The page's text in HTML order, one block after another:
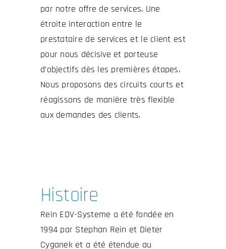
par notre offre de services. Une
étroite interaction entre le
prestataire de services et le client est
pour nous décisive et porteuse
d’objectifs dès les premières étapes.
Nous proposons des circuits courts et
réagissons de manière très flexible
aux demandes des clients.
Histoire
Rein EDV-Systeme a été fondée en
1994 par Stephan Rein et Dieter
Cyganek et a été étendue au